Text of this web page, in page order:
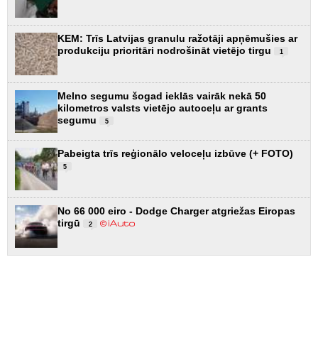
KEM: Trīs Latvijas granulu ražotāji apņēmušies ar
produkciju prioritāri nodrošināt vietējo tirgu
1
Melno segumu šogad ieklās vairāk nekā 50
kilometros valsts vietējo autoceļu ar grants
segumu
5
Pabeigta trīs reģionālo veloceļu izbūve (+ FOTO)
5
No 66 000 eiro - Dodge Charger atgriežas Eiropas
tirgū
2